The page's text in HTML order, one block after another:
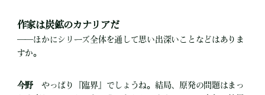
作家は炭鉱のカナリアだ
――ほかにシリーズ全体を通して思い出深いことなどはありま
すか。
今野 やっぱり『臨界』でしょうね。結局、原発の問題はまっ